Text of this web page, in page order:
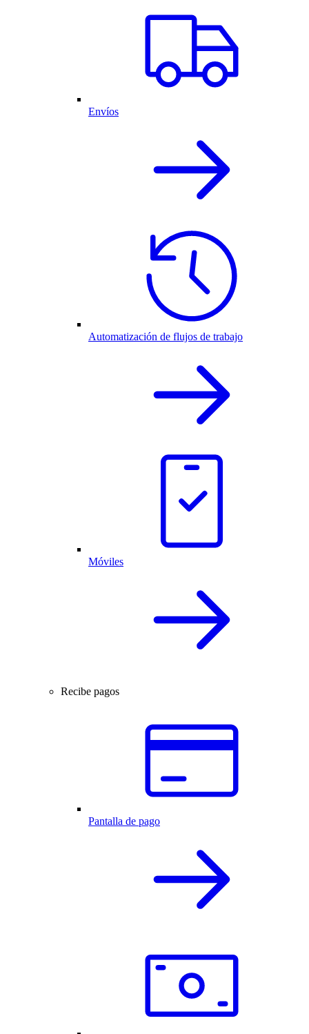
Envíos
Automatización de flujos de trabajo
Móviles
Recibe pagos
Pantalla de pago